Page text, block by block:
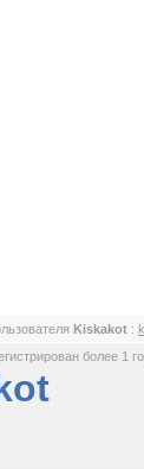
Kiskakot :
более 1